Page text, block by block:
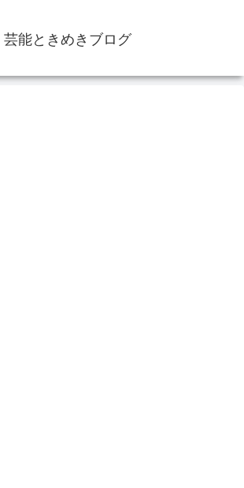
芸能ときめきブログ